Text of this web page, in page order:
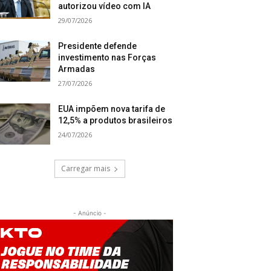
autorizou vídeo com IA
29/07/2026
Presidente defende
investimento nas Forças
Armadas
27/07/2026
EUA impõem nova tarifa de
12,5% a produtos brasileiros
24/07/2026
Carregar mais
- Anúncio -